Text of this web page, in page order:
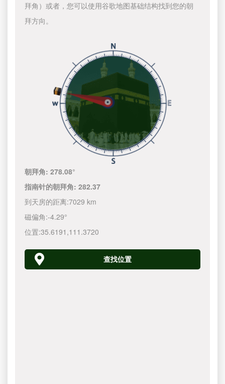
拜角）或者，您可以使用谷歌地图基础结构找到您的朝
拜方向。
朝拜角:278.08°
指南针的朝拜角:282.37
到天房的距离:7029 km
磁偏角:-4.29°
位置:35.6191 ,111.3720
查找位置